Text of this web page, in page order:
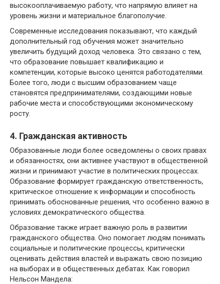
высокооплачиваемую работу, что напрямую влияет на
уровень жизни и материальное благополучие.
Современные исследования показывают, что каждый
дополнительный год обучения может значительно
увеличить будущий доход человека. Это связано с тем,
что образование повышает квалификацию и
компетенции, которые высоко ценятся работодателями.
Более того, люди с высшим образованием чаще
становятся предпринимателями, создающими новые
рабочие места и способствующими экономическому
росту.
4. Гражданская активность
Образованные люди более осведомлены о своих правах
и обязанностях, они активнее участвуют в общественной
жизни и принимают участие в политических процессах.
Образование формирует гражданскую ответственность,
критическое отношение к информации и способность
принимать обоснованные решения, что особенно важно в
условиях демократического общества.
Образование также играет важную роль в развитии
гражданского общества. Оно помогает людям понимать
социальные и политические процессы, критически
оценивать действия властей и выражать свою позицию
на выборах и в общественных дебатах. Как говорил
Нельсон Мандела: